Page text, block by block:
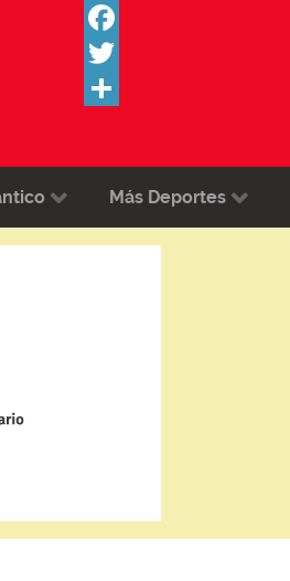
Facebook
Twitter
Más Deportes